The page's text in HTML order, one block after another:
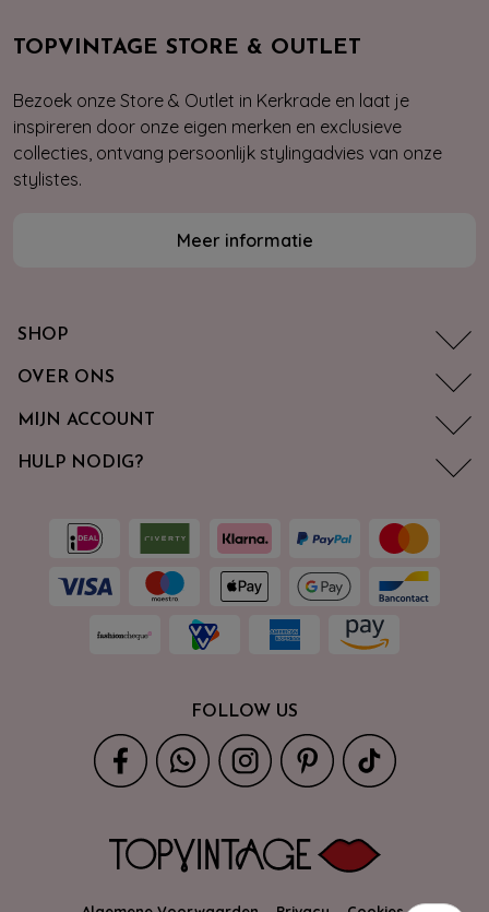
TOPVINTAGE STORE & OUTLET
Bezoek onze Store & Outlet in Kerkrade en laat je
inspireren door onze eigen merken en exclusieve
collecties, ontvang persoonlijk stylingadvies van onze
stylistes.
Meer informatie
SHOP
OVER ONS
MIJN ACCOUNT
HULP NODIG?
FOLLOW US